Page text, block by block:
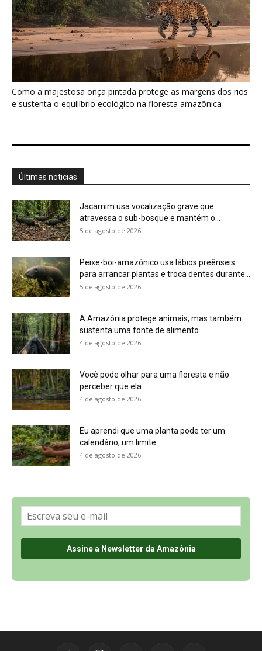
Jacamim usa vocalização grave que
atravessa o sub-bosque e mantém o...
5 de agosto de 2026
Peixe-boi-amazônico usa lábios preênseis
para arrancar plantas e troca dentes durante...
5 de agosto de 2026
Você pode olhar para uma floresta e não
4 de agosto de 2026
4 de agosto de 2026
Política de Privacidade, LGPD e RGPD
Últimas Notícias
🌎 Español
©